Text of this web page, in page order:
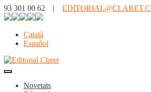
93 301 00 62 |
Català
Español
Novetats